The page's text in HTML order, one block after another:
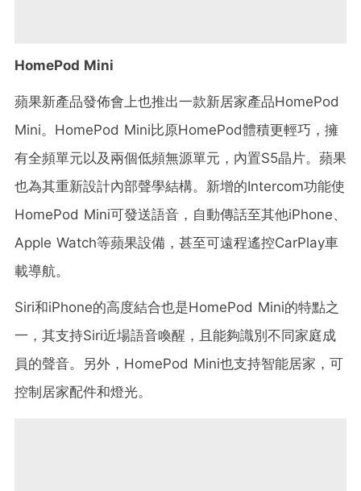
HomePod Mini
蘋果新產品發佈會上也推出一款新居家產品HomePod
Mini。HomePod Mini比原HomePod體積更輕巧，擁
有全頻單元以及兩個低頻無源單元，內置S5晶片。蘋果
也為其重新設計內部聲學結構。新增的Intercom功能使
HomePod Mini可發送語音，自動傳話至其他iPhone、
Apple Watch等蘋果設備，甚至可遠程遙控CarPlay車
載導航。
Siri和iPhone的高度結合也是HomePod Mini的特點之
一，其支持Siri近場語音喚醒，且能夠識別不同家庭成
員的聲音。另外，HomePod Mini也支持智能居家，可
控制居家配件和燈光。